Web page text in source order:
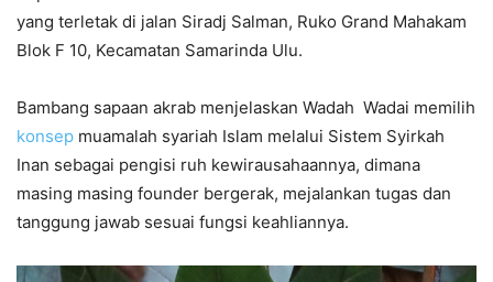
yang terletak di jalan Siradj Salman, Ruko Grand Mahakam
Blok F 10, Kecamatan Samarinda Ulu.
Bambang sapaan akrab menjelaskan Wadah Wadai memilih
konsep muamalah syariah Islam melalui Sistem Syirkah
Inan sebagai pengisi ruh kewirausahaannya, dimana
masing masing founder bergerak, mejalankan tugas dan
tanggung jawab sesuai fungsi keahliannya.